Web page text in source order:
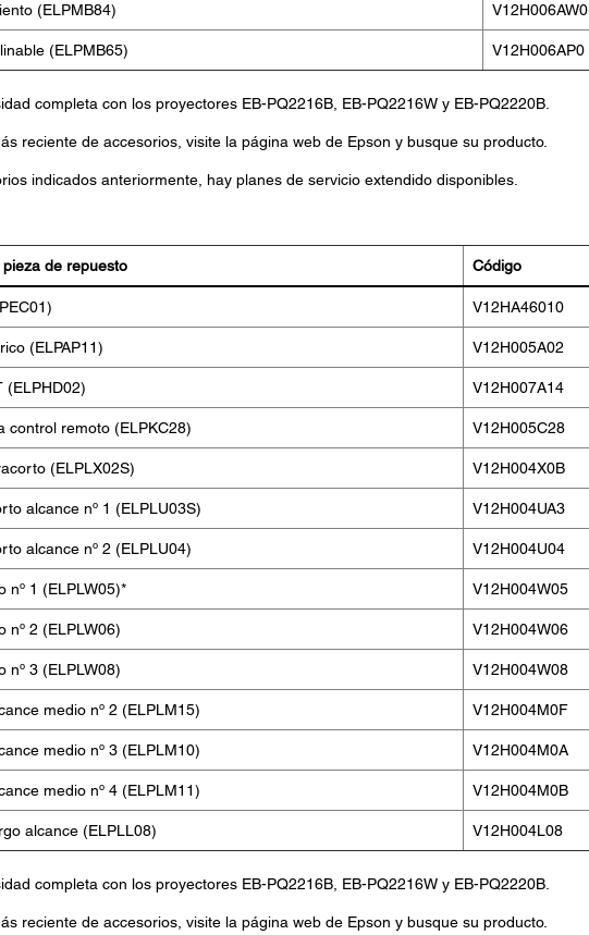
(ELPMB84) V12H006AW0
(ELPMB65) V12H006AP0
completa con los proyectores EB-PQ2216B, EB-PQ2216W y EB-PQ2220B.
reciente de accesorios, visite la página web de Epson y busque su producto.
indicados anteriormente, hay planes de servicio extendido disponibles.
de repuesto Código
V12HA46010
(ELPAP11) V12H005A02
(ELPHD02) V12H007A14
control remoto (ELPKC28) V12H005C28
(ELPLX02S) V12H004X0B
alcance nº 1 (ELPLU03S) V12H004UA3
alcance nº 2 (ELPLU04) V12H004U04
nº 1 (ELPLW05)* V12H004W05
nº 2 (ELPLW06) V12H004W06
nº 3 (ELPLW08) V12H004W08
medio nº 2 (ELPLM15) V12H004M0F
medio nº 3 (ELPLM10) V12H004M0A
medio nº 4 (ELPLM11) V12H004M0B
alcance (ELPLL08) V12H004L08
completa con los proyectores EB-PQ2216B, EB-PQ2216W y EB-PQ2220B.
reciente de accesorios, visite la página web de Epson y busque su producto.